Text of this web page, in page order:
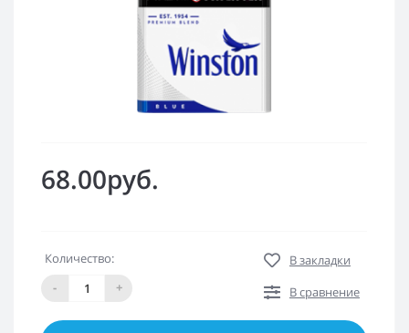
68.00руб.
Количество:
-
+
В закладки
В сравнение